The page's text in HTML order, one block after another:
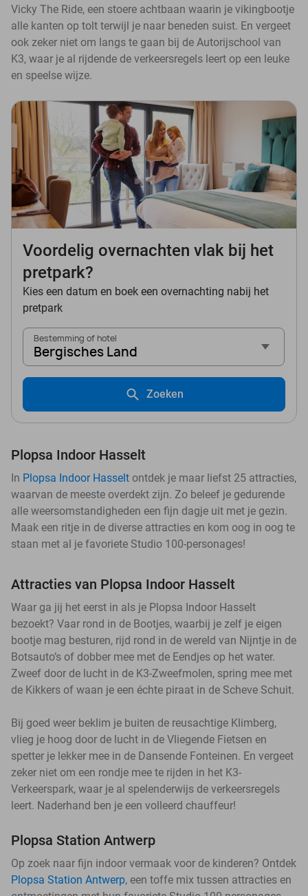
Vicky The Ride, een stoere achtbaan waarin je vikingbootje
alle kanten op tolt terwijl je naar beneden suist. En vergeet
ook zeker niet om langs te gaan bij de Autorijschool van
K3, waar je al rijdende de verkeersregels leert op een leuke
en speelse wijze.
Voordelig overnachten vlak bij het
pretpark?
Kies een datum en boek een overnachting nabij het
pretpark
Bestemming of hotel
Bergisches Land
Zoeken
Plopsa Indoor Hasselt
In Plopsa Indoor Hasselt ontdek je maar liefst 25 attracties,
waarvan de meeste overdekt zijn. Zo beleef je gedurende
alle weersomstandigheden een fijn dagje uit met je gezin.
Maak een ritje in de diverse attracties en kom oog in oog te
staan met al je favoriete Studio 100-personages!
Attracties van Plopsa Indoor Hasselt
Waar ga jij het eerst in als je Plopsa Indoor Hasselt
bezoekt? Vaar rond in de Bootjes, waarbij je zelf je eigen
bootje mag besturen, rijd rond in de wereld van Nijntje in de
Botsauto’s of dobber mee met de Eendjes op het water.
Zweef door de lucht in de K3-Zweefmolen, spring mee met
de Kikkers of waan je een échte piraat in de Scheve Schuit.
Bij goed weer beklim je buiten de reusachtige Klimberg,
vlieg je hoog door de lucht in de Vliegende Fietsen en
spetter je lekker mee in de Dansende Fonteinen. En vergeet
zeker niet om een rondje mee te rijden in het K3-
Verkeerspark, waar je al spelenderwijs de verkeersregels
leert. Naderhand ben je een volleerd chauffeur!
Plopsa Station Antwerp
Op zoek naar fijn indoor vermaak voor de kinderen? Ontdek
Plopsa Station Antwerp, een toffe mix tussen attracties en